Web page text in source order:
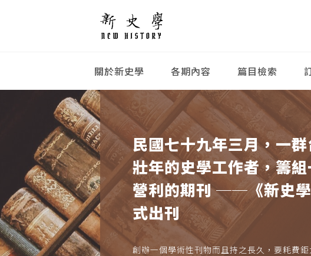
關於新史學 各期內容 篇目檢索
民國七十九年三月，一群
壯年的史學工作者，籌
營利的期刊 ──《新史
式出刊
創辦一個學術性刊物而且持之長久，要耗費鉅